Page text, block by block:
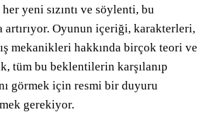
her yeni sızıntı ve söylenti, bu
artırıyor. Oyunun içeriği, karakterleri,
mekanikleri hakkında birçok teori ve
tüm bu beklentilerin karşılanıp
görmek için resmi bir duyuru
gerekiyor.